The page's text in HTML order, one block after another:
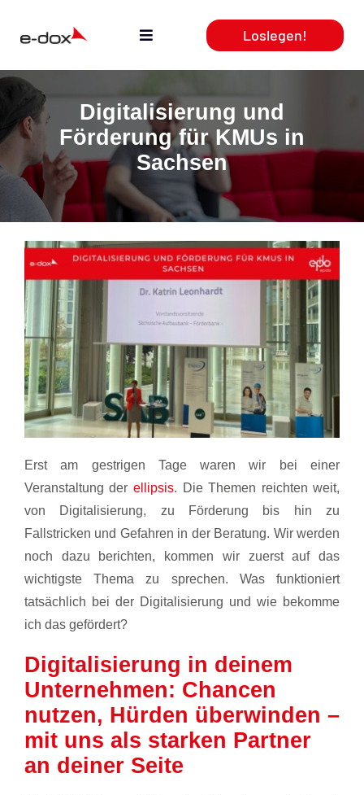
Inhalt
Toggle
Aktuelles
Leistungen
Produkte
Webcasts
Team
Loslegen!
Digitalisierung und
Förderung für KMUs in
Sachsen
Erst am gestrigen Tage waren wir bei einer
Veranstaltung der ellipsis. Die Themen reichten weit,
von Digitalisierung, zu Förderung bis hin zu
Fallstricken und Gefahren in der Beratung. Wir werden
noch dazu berichten, kommen wir zuerst auf das
wichtigste Thema zu sprechen. Was funktioniert
tatsächlich bei der Digitalisierung und wie bekomme
ich das gefördert?
Digitalisierung in deinem
Unternehmen: Chancen
nutzen, Hürden überwinden –
mit uns als starken Partner
an deiner Seite